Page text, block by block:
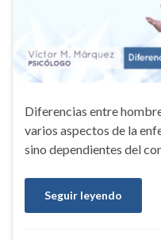
Diferencias entre
varios aspectos de la
sino dependientes del
Seguir leyendo